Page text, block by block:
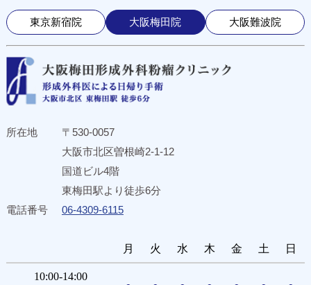
東京新宿院 大阪梅田院 大阪難波院
所在地
〒530-0057
大阪市北区曽根崎2-1-12
国道ビル4階
東梅田駅より徒歩6分
電話番号
06-4309-6115
月 火 水 木 金 土 日
10:00-14:00